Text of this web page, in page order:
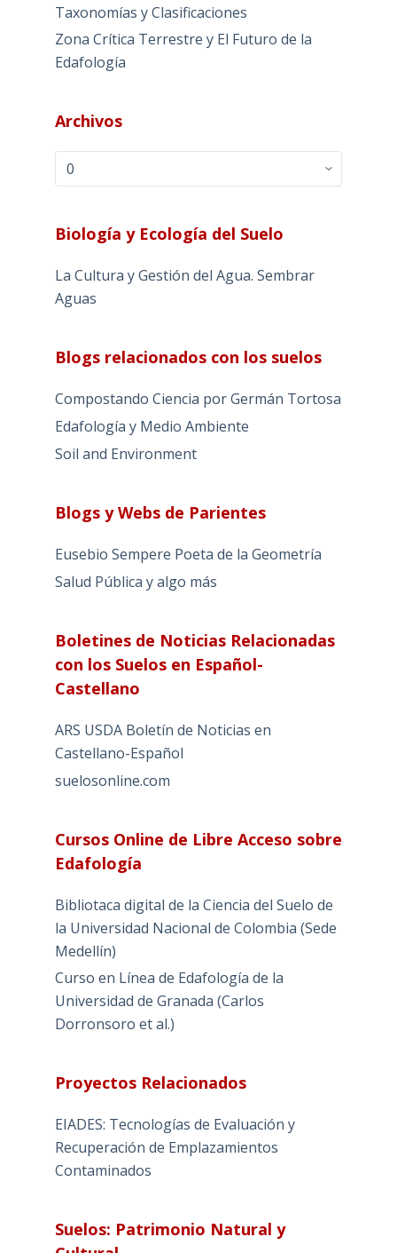
Taxonomías y Clasificaciones
Zona Crítica Terrestre y El Futuro de la
Edafología
Archivos
Archivos
Biología y Ecología del Suelo
La Cultura y Gestión del Agua. Sembrar
Aguas
Blogs relacionados con los suelos
Compostando Ciencia por Germán Tortosa
Edafología y Medio Ambiente
Soil and Environment
Blogs y Webs de Parientes
Eusebio Sempere Poeta de la Geometría
Salud Pública y algo más
Boletines de Noticias Relacionadas
con los Suelos en Español-
Castellano
ARS USDA Boletín de Noticias en
Castellano-Español
suelosonline.com
Cursos Online de Libre Acceso sobre
Edafología
Bibliotaca digital de la Ciencia del Suelo de
la Universidad Nacional de Colombia (Sede
Medellín)
Curso en Línea de Edafología de la
Universidad de Granada (Carlos
Dorronsoro et al.)
Proyectos Relacionados
EIADES: Tecnologías de Evaluación y
Recuperación de Emplazamientos
Contaminados
Suelos: Patrimonio Natural y